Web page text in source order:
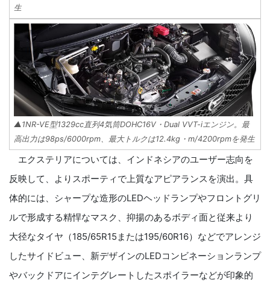
生
▲1NR-VE型1329cc直列4気筒DOHC16V・Dual VVT-iエンジン。最
高出力は98ps/6000rpm、最大トルクは12.4kg・m/4200rpmを発生
エクステリアについては、インドネシアのユーザー志向を
反映して、よりスポーティで上質なアピアランスを演出。具
体的には、シャープな造形のLEDヘッドランプやフロントグリ
ルで形成する精悍なマスク、抑揚のあるボディ面と従来より
大径なタイヤ（185/65R15または195/60R16）などでアレンジ
したサイドビュー、新デザインのLEDコンビネーションランプ
やバックドアにインテグレートしたスポイラーなどが印象的